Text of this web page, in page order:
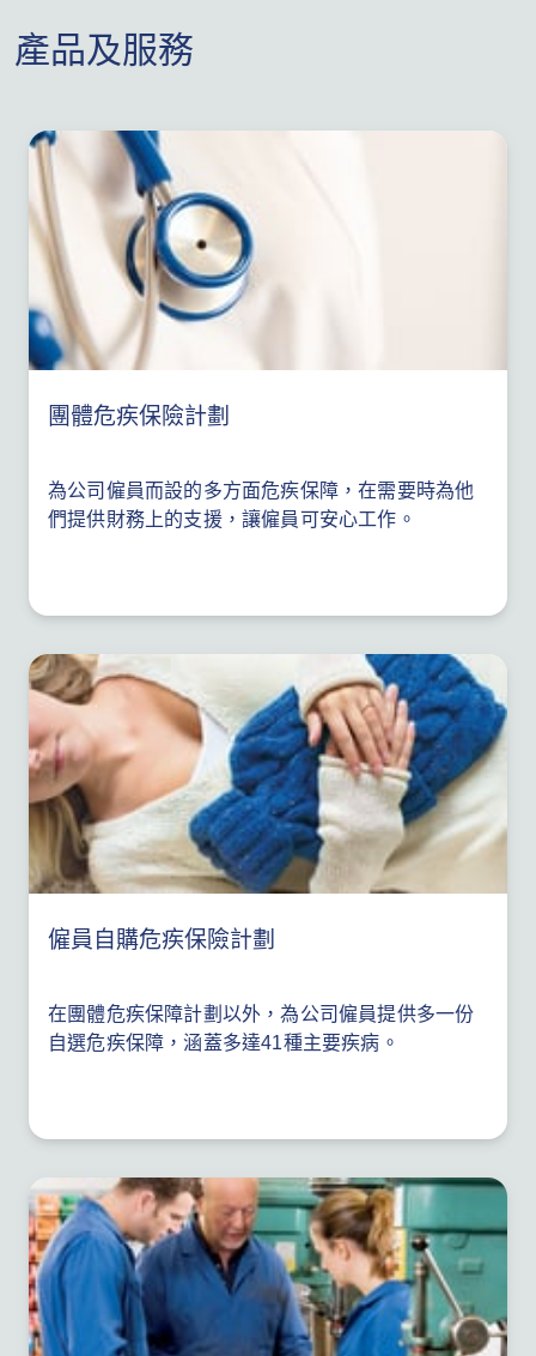
產品及服務
團體危疾保險計劃
為公司僱員而設的多方面危疾保障，在需要時為他
們提供財務上的支援，讓僱員可安心工作。
僱員自購危疾保險計劃
在團體危疾保障計劃以外，為公司僱員提供多一份
自選危疾保障，涵蓋多達41種主要疾病。